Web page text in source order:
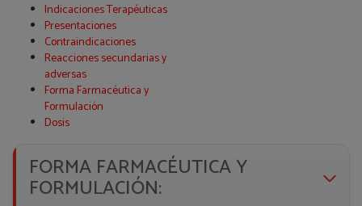
Indicaciones Terapéuticas
Presentaciones
Contraindicaciones
Reacciones secundarias y
adversas
Forma Farmacéutica y
Formulación
Dosis
FORMA FARMACÉUTICA Y
FORMULACIÓN: